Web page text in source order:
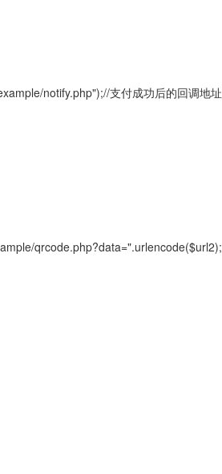
notify.php");//支付成功后的回调地址
qrcode.php?data=".urlencode($url2);